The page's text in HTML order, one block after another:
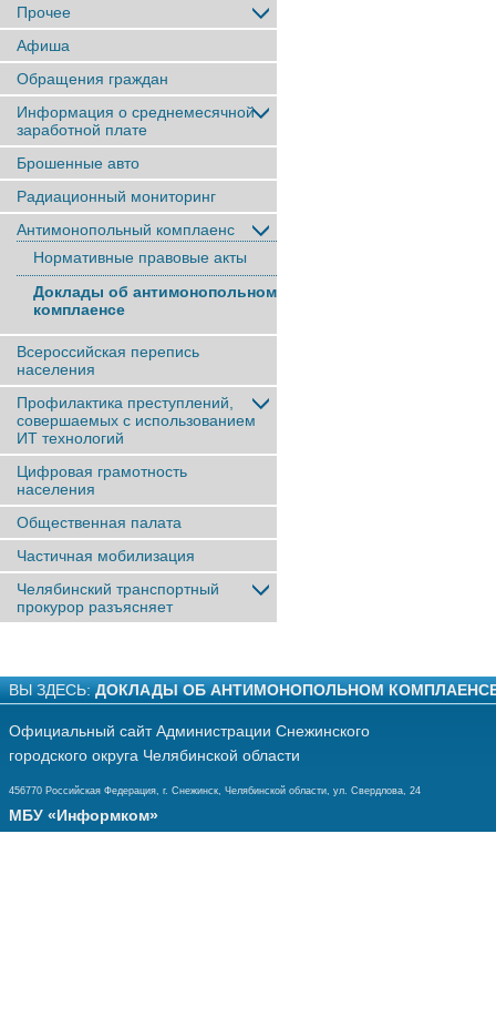
Прочее
Афиша
Обращения граждан
Информация о среднемесячной
заработной плате
Брошенные авто
Радиационный мониторинг
Антимонопольный комплаенс
Нормативные правовые акты
Доклады об антимонопольном
комплаенсе
Всероссийская перепись
населения
Профилактика преступлений,
совершаемых с использованием
ИТ технологий
Цифровая грамотность
населения
Общественная палата
Частичная мобилизация
Челябинский транспортный
прокурор разъясняет
ВЫ ЗДЕСЬ: ДОКЛАДЫ ОБ АНТИМОНОПОЛЬНОМ
Официальный сайт Администрации Снежинского
городского округа Челябинской области
456770 Российская Федерация, г. Снежинск, Челябинской области, ул. Свердлова, 24
МБУ «Информком»